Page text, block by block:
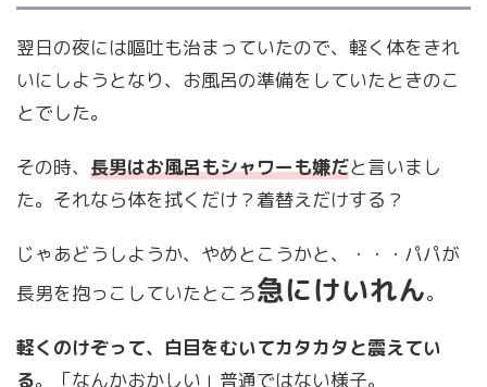
翌日の夜には嘔吐も治まっていたので、軽く体をきれ
いにしようとなり、お風呂の準備をしていたときのこ
とでした。
その時、 長男はお風呂もシャワーも嫌だと言いまし
た。それなら体を拭くだけ？着替えだけする？
じゃあどうしようか、やめとこうかと、・・・パパが
長男を抱っこしていたところ急にけいれん。
軽くのけぞって、白目をむいてカタカタと震えてい
る。「なんかおかしい 」普通ではない様子。